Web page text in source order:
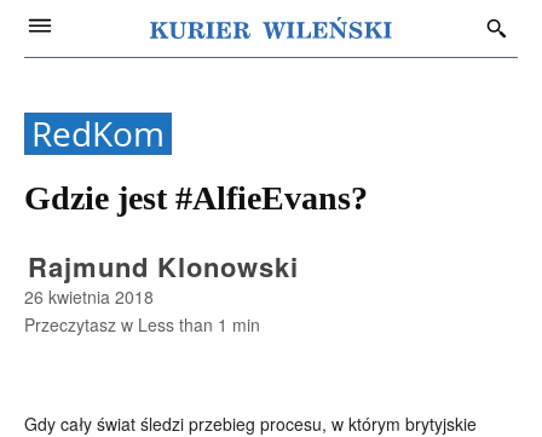
RedKom
Gdzie jest #AlfieEvans?
Rajmund Klonowski
26 kwietnia 2018
Przeczytasz w Less than 1 min
Gdy cały świat śledzi przebieg procesu, w którym brytyjskie